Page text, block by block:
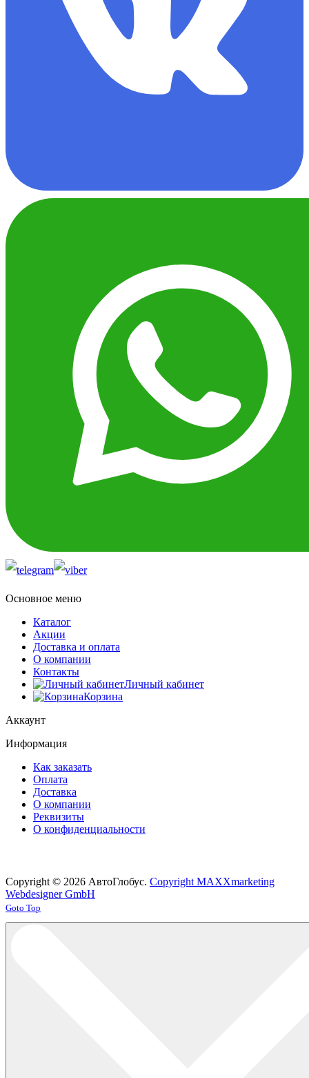
Основное меню
Каталог
Акции
Доставка и оплата
О компании
Контакты
Личный кабинет
Корзина
Аккаунт
Информация
Как заказать
Оплата
Доставка
О компании
Реквизиты
О конфиденциальности
Copyright © 2026 АвтоГлобус. Copyright MAXXmarketing
Webdesigner GmbH
Joomla! 3 Templates
Goto Top